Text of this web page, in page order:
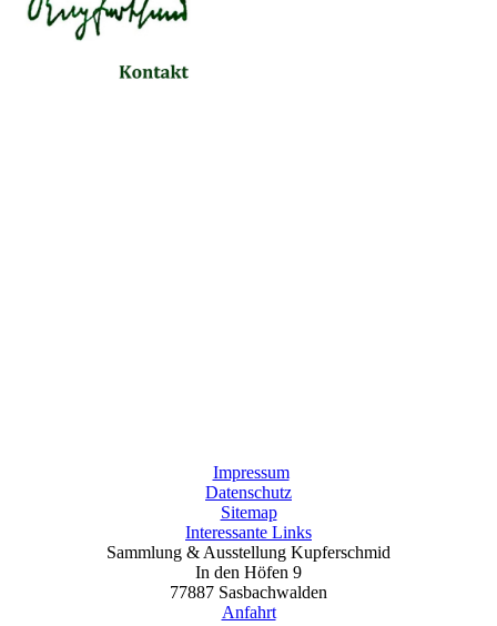
Impressum
Datenschutz
Sitemap
Interessante Links
Sammlung & Ausstellung Kupferschmid
In den Höfen 9
77887 Sasbachwalden
Anfahrt